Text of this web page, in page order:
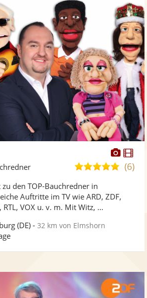
5,0
Sternen
(6)
den TOP-Bauchredner in
Auftritte im TV wie ARD, ZDF,
RTL, VOX u. v. m. Mit Witz, ...
(DE) -32 km von Elmshorn